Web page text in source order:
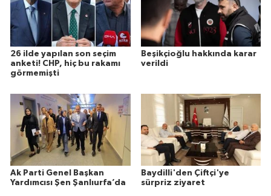
26 ilde yapılan son seçim
anketi! CHP, hiç bu rakamı
görmemişti
Beşikçioğlu hakkında karar
verildi
Ak Parti Genel Başkan
Yardımcısı Şen Şanlıurfa’da
Baydilli'den Çiftçi'ye
sürpriz ziyaret